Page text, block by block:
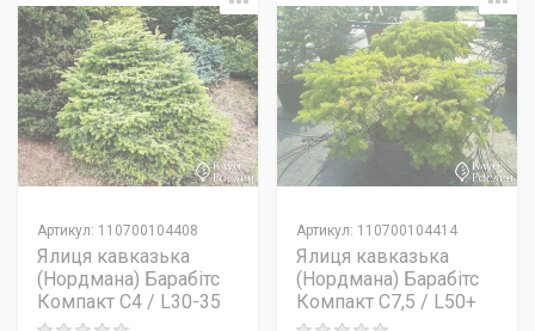
Артикул: 110700104408
Ялиця кавказька
(Нордмана) Барабітс
Компакт C4 / L30-35
Артикул: 110700104414
Ялиця кавказька
(Нордмана) Барабітс
Компакт C7,5 / L50+